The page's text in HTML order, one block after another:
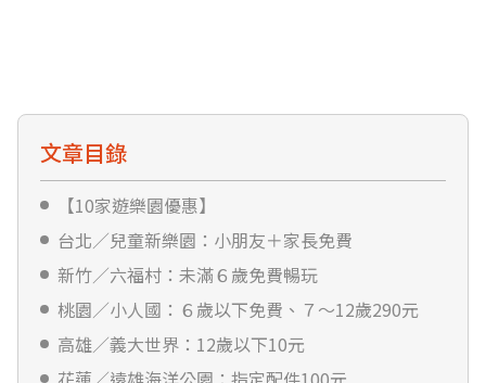
文章目錄
【10家遊樂園優惠】
台北／兒童新樂園：小朋友＋家長免費
新竹／六福村：未滿６歲免費暢玩
桃園／小人國：６歲以下免費、７～12歲290元
高雄／義大世界：12歲以下10元